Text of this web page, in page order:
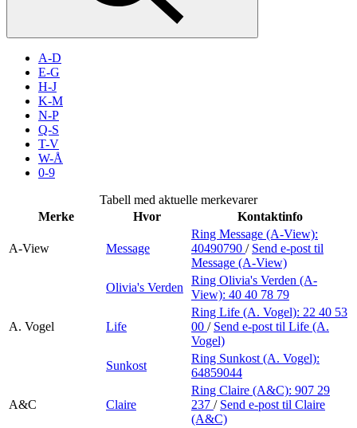
Inspirasjon
Søk
Praktisk informasjon
Ledige stillinger
Personal Shopper
A-D
E-G
H-J
K-M
N-P
Q-S
T-V
W-Å
0-9
Tabell med aktuelle merkevarer
Merke
Hvor Kontaktinfo
A-View Message
Ring Message (A-View):
40490790 / Send e-post til
Message (A-View)
Olivia's Verden
Ring Olivia's Verden (A-
View): 40 40 78 79
A. Vogel Life
Ring Life (A. Vogel): 22 40 53
00 / Send e-post til Life (A.
Vogel)
Sunkost
Ring Sunkost (A. Vogel):
64859044
A&C Claire
Ring Claire (A&C): 907 29
237 / Send e-post til Claire
(A&C)